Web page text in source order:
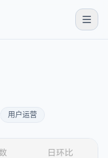
用户运营